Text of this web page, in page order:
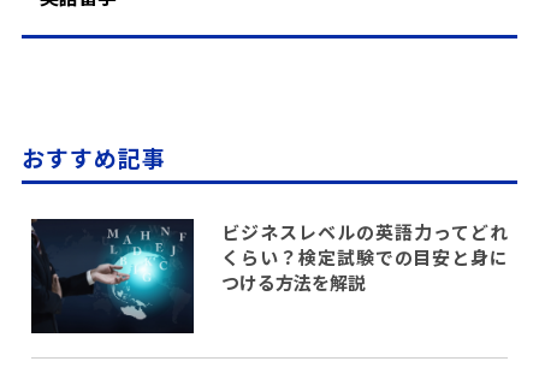
おすすめ記事
ビジネスレベルの英語力ってどれ
くらい？検定試験での目安と身に
つける方法を解説